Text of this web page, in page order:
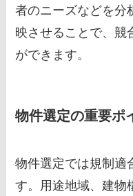
者のニーズなどを分
映させることで、競
ができます。
物件選定の重要ポ
物件選定では規制適
す。用途地域、建物